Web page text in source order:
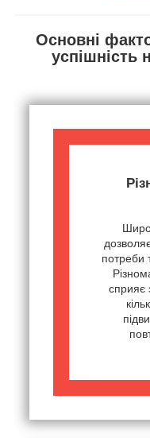
Основні
успішність
потреби
сприяє